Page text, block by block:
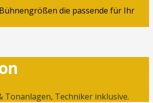
die passende für Ihr
Tonanlagen, Techniker inklusive.